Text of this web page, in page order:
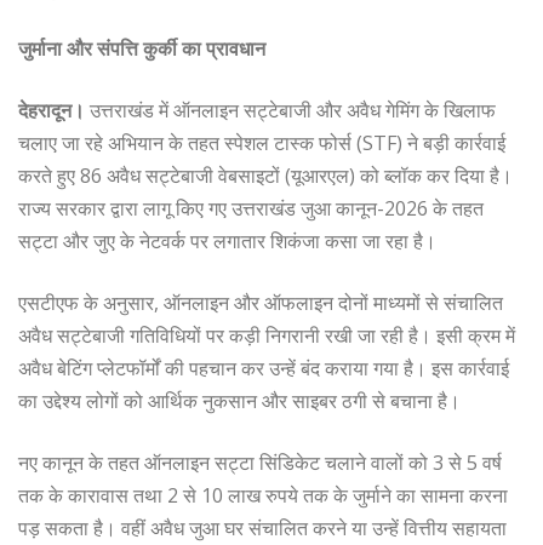
जुर्माना और संपत्ति कुर्की का प्रावधान
देहरादून। उत्तराखंड में ऑनलाइन सट्टेबाजी और अवैध गेमिंग के खिलाफ
चलाए जा रहे अभियान के तहत स्पेशल टास्क फोर्स (STF) ने बड़ी कार्रवाई
करते हुए 86 अवैध सट्टेबाजी वेबसाइटों (यूआरएल) को ब्लॉक कर दिया है।
राज्य सरकार द्वारा लागू किए गए उत्तराखंड जुआ कानून-2026 के तहत
सट्टा और जुए के नेटवर्क पर लगातार शिकंजा कसा जा रहा है।
एसटीएफ के अनुसार, ऑनलाइन और ऑफलाइन दोनों माध्यमों से संचालित
अवैध सट्टेबाजी गतिविधियों पर कड़ी निगरानी रखी जा रही है। इसी क्रम में
अवैध बेटिंग प्लेटफॉर्मों की पहचान कर उन्हें बंद कराया गया है। इस कार्रवाई
का उद्देश्य लोगों को आर्थिक नुकसान और साइबर ठगी से बचाना है।
नए कानून के तहत ऑनलाइन सट्टा सिंडिकेट चलाने वालों को 3 से 5 वर्ष
तक के कारावास तथा 2 से 10 लाख रुपये तक के जुर्माने का सामना करना
पड़ सकता है। वहीं अवैध जुआ घर संचालित करने या उन्हें वित्तीय सहायता